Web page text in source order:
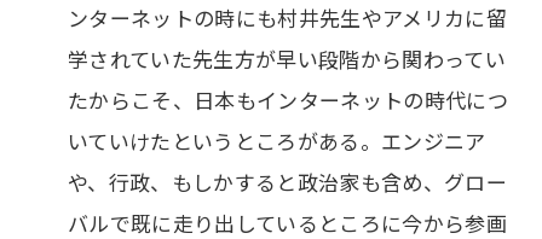
ンターネットの時にも村井先生やアメリカに留
学されていた先生方が早い段階から関わってい
たからこそ、日本もインターネットの時代につ
いていけたというところがある。エンジニア
や、行政、もしかすると政治家も含め、グロー
バルで既に走り出しているところに今から参画